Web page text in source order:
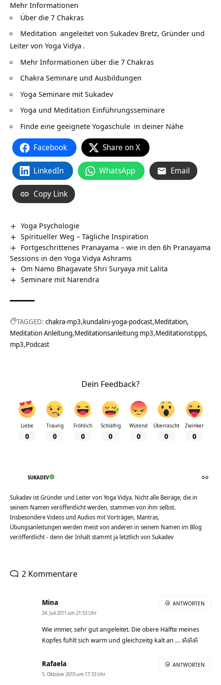
Mehr Informationen
Über die 7 Chakras
Meditation angeleitet von Sukadev Bretz, Gründer und
Leiter von Yoga Vidya .
Mehr Informationen über die 7 Chakras
Chakra Seminare und Ausbildungen
Yoga Seminare mit Sukadev
Yoga und Meditation Einführungsseminare
Finde eine geeignete Yogaschule in deiner Nähe
Facebook Share on X
LinkedIn WhatsApp Email
Copy Link
Yoga Psychologie
Spiritueller Weg – Tägliche Inspiration
Fortgeschrittenes Pranayama – wie in den 6h Pranayama
Sessions in den Yoga Vidya Ashrams
Om Namo Bhagavate Shri Suryaya mit Lalita
Seminare mit Narendra
TAGGED: chakra-mp3 kundalini-yoga-podcast Meditation
Meditation Anleitung Meditationsanleitung mp3 Meditationstipps
mp3 Podcast
Dein Feedback?
Liebe
0
Traurig
0
Fröhlich
0
Schläfrig
0
Wütend
0
Überrascht
0
Zwinker
0
SUKADEV
Sukadev ist Gründer und Leiter von Yoga Vidya. Nicht alle Beiräge, die in
seinem Namen veröffentlicht werden, stammen von ihm selbst.
Insbesondere Videos und Audios mit Vorträgen, Mantras,
Übungsanleitungen werden meist von anderen in seinem Namen im Blog
veröffentlicht - denn der Inhalt stammt ja letztlich von Sukadev
2 Kommentare
Mina
24. Juli 2011 um 21:53 Uhr
Wie immer, sehr gut angeleitet. Die obere Hälfte meines
Kopfes fühlt sich warm und gleichzeitg kalt an … ॐॐॐ
ANTWORTEN
Rafaela
5. Oktober 2010 um 17:33 Uhr
ANTWORTEN